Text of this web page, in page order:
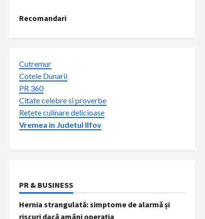
Recomandari
Cutremur
Cotele Dunarii
PR 360
Citate celebre si proverbe
Rețete culinare delicioase
Vremea in Judetul Ilfov
PR & BUSINESS
Hernia strangulată: simptome de alarmă și
riscuri dacă amâni operația